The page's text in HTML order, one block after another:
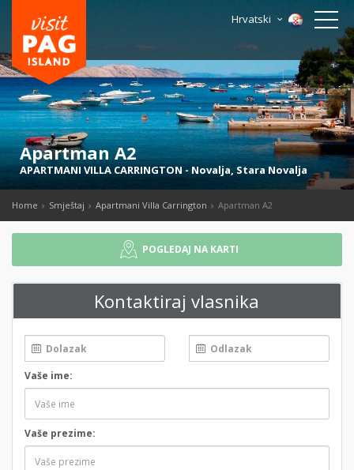
Hrvatski
Apartman A2
APARTMANI VILLA CARRINGTON - Novalja,Stara Novalja
Home Smještaj Apartmani Villa Carrington Apartman A2
POGLEDAJ NA KARTI
Kontaktiraj vlasnika
Vaše ime:
Vaše prezime: